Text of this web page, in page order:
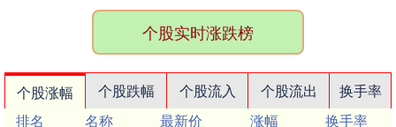
个股实时涨跌榜
个股涨幅 个股跌幅 个股流入 个股流出
换手率
排名
名称 最新价 涨幅
换手率